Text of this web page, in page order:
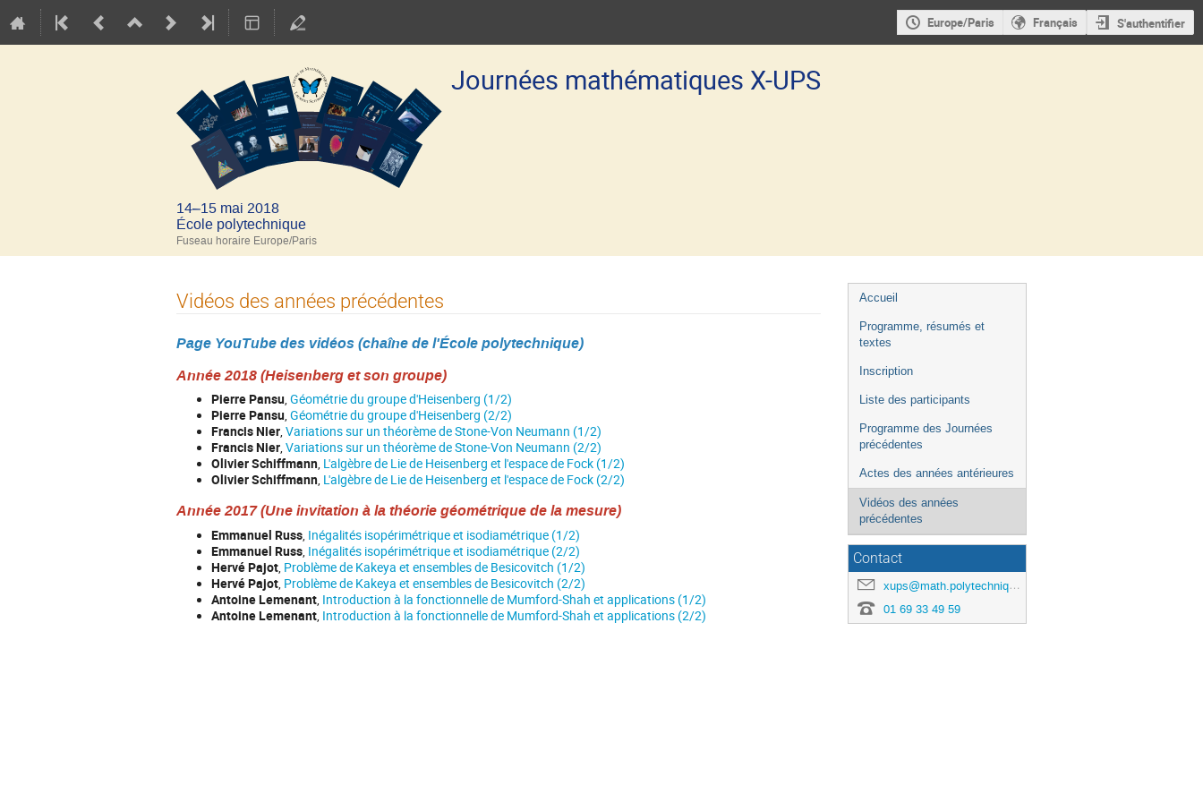
Europe/Paris Français S'authentifier
Journées mathématiques X-UPS
14–15 mai 2018
École polytechnique
Fuseau horaire Europe/Paris
Menu
de
l'événement
Accueil
Programme, résumés et
textes
Inscription
Liste des participants
Programme des Journées
précédentes
Actes des années antérieures
Vidéos des années
précédentes
Contact
xups@math.polytechnique.fr
01 69 33 49 59
Vidéos des années précédentes
Page YouTube des vidéos (chaîne de l'École polytechnique)
Année 2018 (Heisenberg et son groupe)
Pierre Pansu,Géométrie du groupe d'Heisenberg (1/2)
Pierre Pansu,Géométrie du groupe d'Heisenberg (2/2)
Francis Nier,Variations sur un théorème de Stone-Von Neumann (1/2)
Francis Nier,Variations sur un théorème de Stone-Von Neumann (2/2)
Olivier Schiffmann, L'algèbre de Lie de Heisenberg et l'espace de Fock (1/2)
Olivier Schiffmann, L'algèbre de Lie de Heisenberg et l'espace de Fock (2/2)
Année 2017 (Une invitation à la théorie géométrique de la mesure)
Emmanuel Russ Inégalités isopérimétrique et isodiamétrique (1/2)
Emmanuel Russ Inégalités isopérimétrique et isodiamétrique (2/2)
Hervé Pajot Problème de Kakeya et ensembles de Besicovitch (1/2)
Hervé Pajot Problème de Kakeya et ensembles de Besicovitch (2/2)
Antoine Lemenant Introduction à la fonctionnelle de Mumford-Shah et applications (1/2)
Antoine Lemenant Introduction à la fonctionnelle de Mumford-Shah et applications (2/2)